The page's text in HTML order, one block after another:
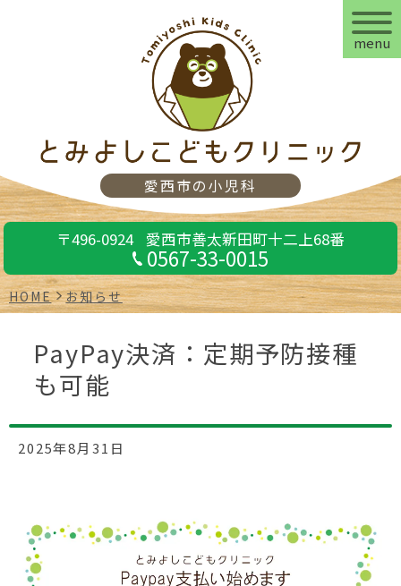
愛西市の小児科
〒496-0924 愛西市善太新田町十二上68番
0567-33-0015
menu
HOME お知らせ
PayPay決済：定期予防接種
も可能
2025年8月31日